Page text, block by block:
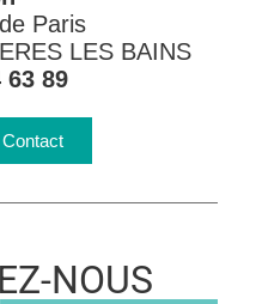
Paris
LES BAINS
63 89
NOUS